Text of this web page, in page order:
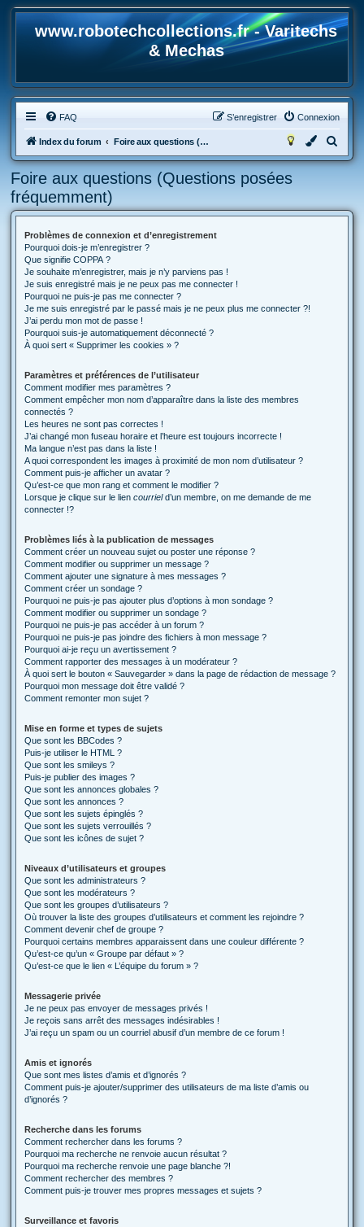
www.robotechcollections.fr - Varitechs
& Mechas
FAQ Connexion
S’enregistrer
Index du forum Foire aux questions (Questions posées fréquemment)
e
e
Foire aux questions (Questions posées
fréquemment)
Problèmes de connexion et d’enregistrement
Pourquoi dois-je m’enregistrer ?
Que signifie COPPA ?
Je souhaite m’enregistrer, mais je n’y parviens pas !
Je suis enregistré mais je ne peux pas me connecter !
Pourquoi ne puis-je pas me connecter ?
Je me suis enregistré par le passé mais je ne peux plus me connecter ?!
J’ai perdu mon mot de passe !
Pourquoi suis-je automatiquement déconnecté ?
À quoi sert « Supprimer les cookies » ?
Paramètres et préférences de l’utilisateur
Comment modifier mes paramètres ?
Comment empêcher mon nom d’apparaître dans la liste des membres
connectés ?
Les heures ne sont pas correctes !
J’ai changé mon fuseau horaire et l’heure est toujours incorrecte !
Ma langue n’est pas dans la liste !
A quoi correspondent les images à proximité de mon nom d’utilisateur ?
Comment puis-je afficher un avatar ?
Qu’est-ce que mon rang et comment le modifier ?
Lorsque je clique sur le lien courrield’un membre, on me demande de me
connecter !?
Problèmes liés à la publication de messages
Comment créer un nouveau sujet ou poster une réponse ?
Comment modifier ou supprimer un message ?
Comment ajouter une signature à mes messages ?
Comment créer un sondage ?
Pourquoi ne puis-je pas ajouter plus d’options à mon sondage ?
Comment modifier ou supprimer un sondage ?
Pourquoi ne puis-je pas accéder à un forum ?
Pourquoi ne puis-je pas joindre des fichiers à mon message ?
Pourquoi ai-je reçu un avertissement ?
Comment rapporter des messages à un modérateur ?
À quoi sert le bouton « Sauvegarder » dans la page de rédaction de message ?
Pourquoi mon message doit être validé ?
Comment remonter mon sujet ?
Mise en forme et types de sujets
Que sont les BBCodes ?
Puis-je utiliser le HTML ?
Que sont les smileys ?
Puis-je publier des images ?
Que sont les annonces globales ?
Que sont les annonces ?
Que sont les sujets épinglés ?
Que sont les sujets verrouillés ?
Que sont les icônes de sujet ?
Niveaux d’utilisateurs et groupes
Que sont les administrateurs ?
Que sont les modérateurs ?
Que sont les groupes d’utilisateurs ?
Où trouver la liste des groupes d’utilisateurs et comment les rejoindre ?
Comment devenir chef de groupe ?
Pourquoi certains membres apparaissent dans une couleur différente ?
Qu’est-ce qu’un « Groupe par défaut » ?
Qu’est-ce que le lien « L’équipe du forum » ?
Messagerie privée
Je ne peux pas envoyer de messages privés !
Je reçois sans arrêt des messages indésirables !
J’ai reçu un spam ou un courriel abusif d’un membre de ce forum !
Amis et ignorés
Que sont mes listes d’amis et d’ignorés ?
Comment puis-je ajouter/supprimer des utilisateurs de ma liste d’amis ou
d’ignorés ?
Recherche dans les forums
Comment rechercher dans les forums ?
Pourquoi ma recherche ne renvoie aucun résultat ?
Pourquoi ma recherche renvoie une page blanche ?!
Comment rechercher des membres ?
Comment puis-je trouver mes propres messages et sujets ?
Surveillance et favoris